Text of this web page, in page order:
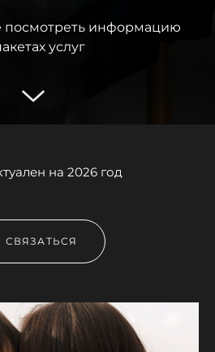
посмотреть информацию
услуг
на 2026 год
СВЯЗАТЬСЯ